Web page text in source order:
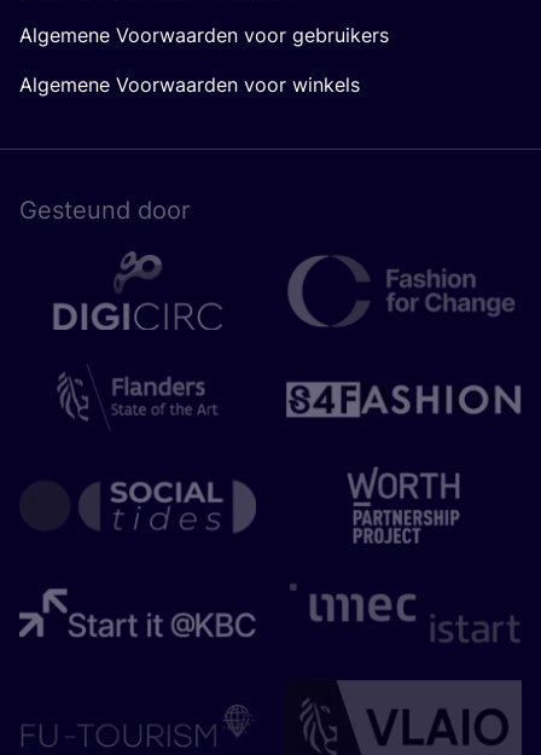
Algemene Voorwaarden voor gebruikers
Algemene Voorwaarden voor winkels
Gesteund door